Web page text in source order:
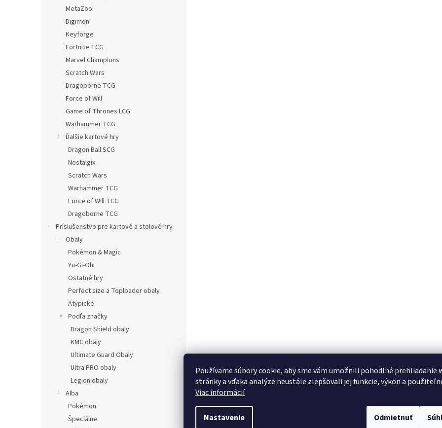
Používame súbory cookie, aby sme vám umožnili pohodlné prehliadanie
stránky a vďaka analýze neustále zlepšovali jej funkcie, výkon a
Viac informácií
Nastavenie Odmietnuť
MetaZoo
Digimon
Keyforge
Fortnite TCG
Marvel Champions
Scratch Wars
Dragoborne TCG
Force of Will
Game of Thrones LCG
Warhammer TCG
Ďalšie kartové hry
Dragon Ball SCG
Nostalgix
Scratch Wars
Warhammer TCG
Force of Will TCG
Dragoborne TCG
Príslušenstvo pre kartové a stolové hry
Obaly
Pokémon & Magic
Yu-Gi-Oh!
Ostatné hry
Perfect size a Toploader obaly
Atypické
Podľa značky
Dragon Shield obaly
KMC obaly
Ultimate Guard Obaly
Ultra PRO obaly
Legion obaly
Alba
Pokémon
Špeciálne